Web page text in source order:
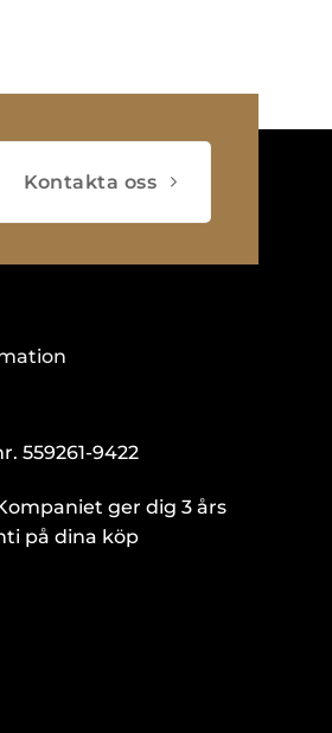
Kontakta oss
559261-9422
ger dig 3 års
på dina köp